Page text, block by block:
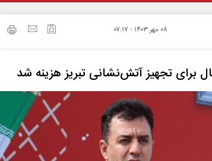
۰۸ مهر ۱۴۰۳ - ۰۷:۱۷